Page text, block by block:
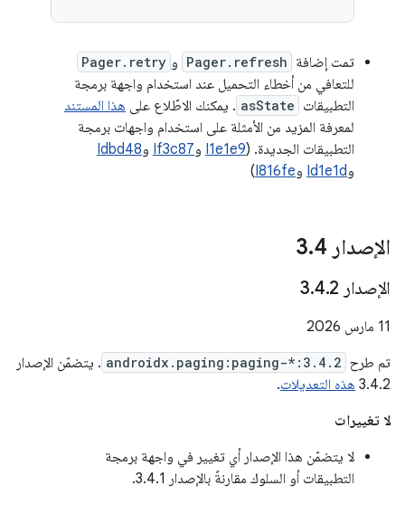
تمت إضافة Pager.refresh و Pager.retry
للتعافي من أخطاء التحميل عند استخدام واجهة برمجة
التطبيقات asState . يمكنك الاطّلاع على هذا المستند
لمعرفة المزيد من الأمثلة على استخدام واجهات برمجة
التطبيقات الجديدة. (I1e1e9 وIf3c87 وIdbd48
وId1e1d وI816fe
)
الإصدار 3 .4
الإصدار 3 .4.2
‫11 مارس 2026
تم طرح androidx.paging:paging-*:3.4.2 . يتضمّن الإصدار
3.4.2 هذه التعديلات.
لا تغييرات
لا يتضمّن هذا الإصدار أي تغيير في واجهة برمجة
التطبيقات أو السلوك مقارنةً بالإصدار 3.4.1.